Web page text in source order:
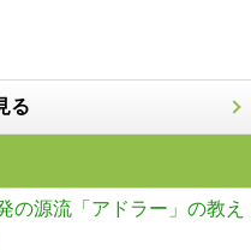
る
の源流「アドラー」の教え